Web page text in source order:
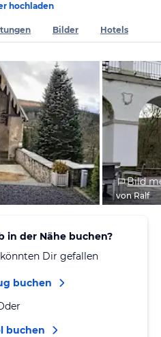
hochladen
Bilder Hotels
Bild
von Ralf
in der Nähe buchen?
Dir gefallen
buchen
buchen